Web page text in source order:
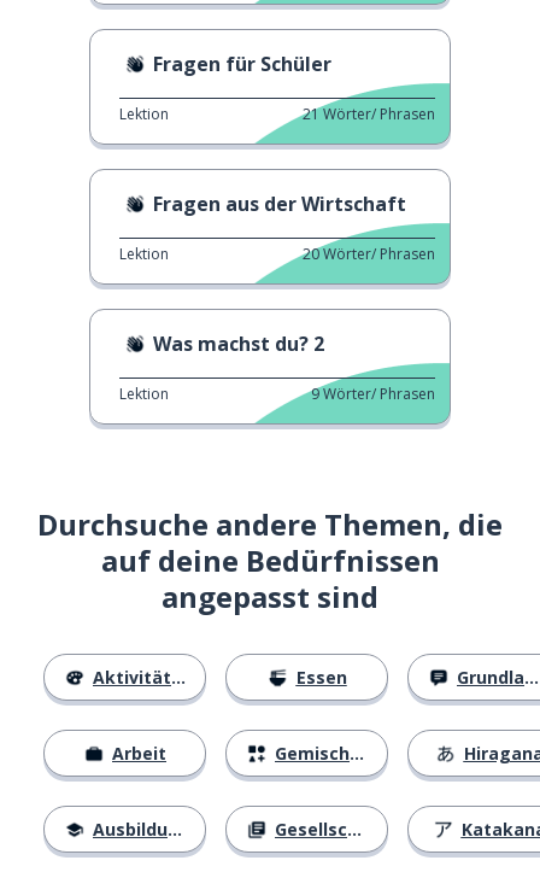
Fragen für Schüler
Lektion 21Wörter/ Phrasen
Fragen aus der Wirtschaft
Lektion 20Wörter/ Phrasen
Was machst du? 2
Lektion 9Wörter/ Phrasen
Durchsuche andere Themen, die
auf deine Bedürfnissen
angepasst sind
Aktivitäten
Arbeit
Ausbildung
Essen
Gemischtes
Gesellschaft
Grundlagen